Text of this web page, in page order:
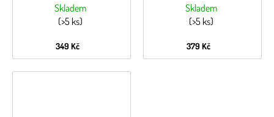
Skladem
(>5 ks)
349 Kč
Skladem
(>5 ks)
379 Kč